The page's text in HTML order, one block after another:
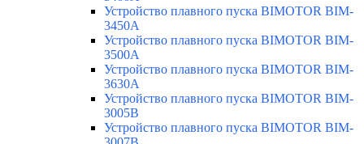
Устройство плавного пуска BIMOTOR BIM-
3450A
Устройство плавного пуска BIMOTOR BIM-
3500A
Устройство плавного пуска BIMOTOR BIM-
3630A
Устройство плавного пуска BIMOTOR BIM-
3005B
Устройство плавного пуска BIMOTOR BIM-